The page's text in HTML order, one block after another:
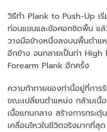
วิธีทำ Plank to Push-Up เ
ท่อนแขนและข้อศอกชิดพื้น แ
วางมือข้างหนึ่งลงบนพื้นตำ
อีกข้าง จนกลายเป็นท่า
Forearm Plank อีกครั้ง
ความท้าทายของท่านี้อยู่ที่กา
ขณะเปลี่ยนตำแหน่ง กล้ามเนื้
เนื้อแกนกลาง สร้างการกระ
เคลื่อนไหวในชีวิตจริงมากที่สุด